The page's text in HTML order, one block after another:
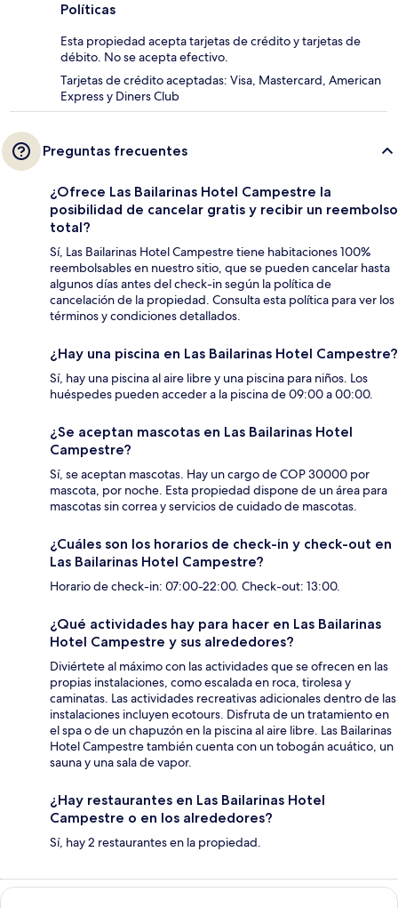
Políticas
Esta propiedad acepta tarjetas de crédito y tarjetas de
débito. No se acepta efectivo.
Tarjetas de crédito aceptadas: Visa, Mastercard, American
Express y Diners Club
Preguntas frecuentes
¿Ofrece Las Bailarinas Hotel Campestre la
posibilidad de cancelar gratis y recibir un reembolso
total?
Sí, Las Bailarinas Hotel Campestre tiene habitaciones 100%
reembolsables en nuestro sitio, que se pueden cancelar hasta
algunos días antes del check-in según la política de
cancelación de la propiedad. Consulta esta política para ver los
términos y condiciones detallados.
¿Hay una piscina en Las Bailarinas Hotel Campestre?
Sí, hay una piscina al aire libre y una piscina para niños. Los
huéspedes pueden acceder a la piscina de 09:00 a 00:00.
¿Se aceptan mascotas en Las Bailarinas Hotel
Campestre?
Sí, se aceptan mascotas. Hay un cargo de COP 30000 por
mascota, por noche. Esta propiedad dispone de un área para
mascotas sin correa y servicios de cuidado de mascotas.
¿Cuáles son los horarios de check-in y check-out en
Las Bailarinas Hotel Campestre?
Horario de check-in: 07:00-22:00. Check-out: 13:00.
¿Qué actividades hay para hacer en Las Bailarinas
Hotel Campestre y sus alrededores?
Diviértete al máximo con las actividades que se ofrecen en las
propias instalaciones, como escalada en roca, tirolesa y
caminatas. Las actividades recreativas adicionales dentro de las
instalaciones incluyen ecotours. Disfruta de un tratamiento en
el spa o de un chapuzón en la piscina al aire libre. Las Bailarinas
Hotel Campestre también cuenta con un tobogán acuático, un
sauna y una sala de vapor.
¿Hay restaurantes en Las Bailarinas Hotel
Campestre o en los alrededores?
Sí, hay 2 restaurantes en la propiedad.